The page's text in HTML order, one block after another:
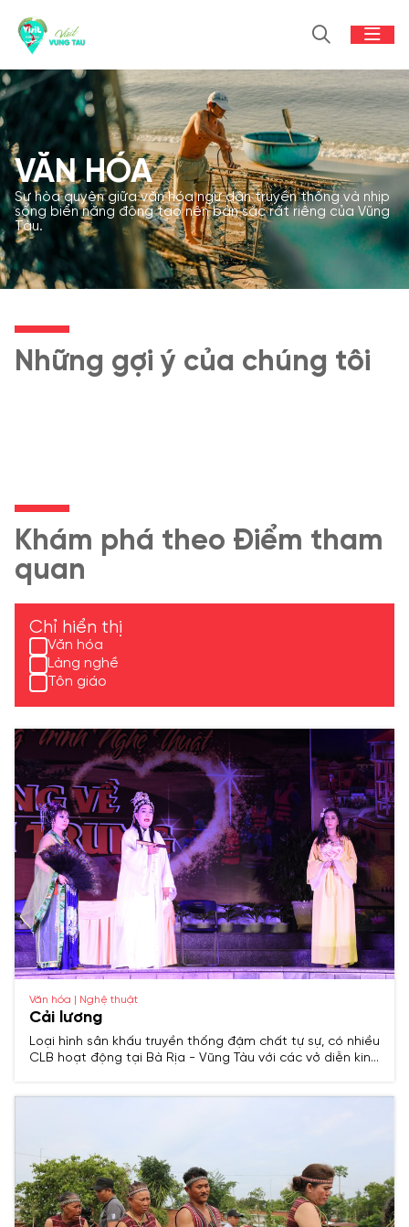
VĂN HÓA
Sự hòa quyện giữa văn hóa ngư dân truyền thống và nhịp
sống biển năng động tạo nên bản sắc rất riêng của Vũng
Tàu.
Những gợi ý của chúng tôi
Khám phá theo Điểm tham
quan
Chỉ hiển thị
Văn hóa
Làng nghề
Tôn giáo
Văn hóa | Nghệ thuật
Cải lương
Loại hình sân khấu truyền thống đậm chất tự sự, có nhiều
CLB hoạt động tại Bà Rịa - Vũng Tàu với các vở diễn kinh